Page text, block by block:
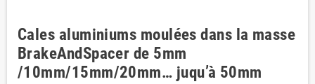
Cales aluminiums moulées dans la masse
BrakeAndSpacer de 5mm
/10mm/15mm/20mm… juqu’à 50mm